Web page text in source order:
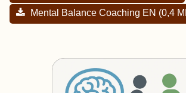
Mental Balance Coaching EN (0,4